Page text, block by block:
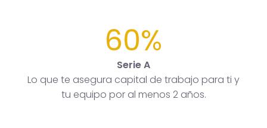
60%
Serie A
Lo que te asegura capital de trabajo para ti y
tu equipo por al menos 2 años.